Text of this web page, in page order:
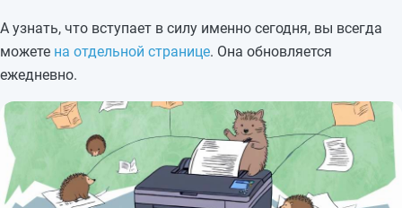
А узнать, что вступает в силу именно сегодня, вы всегда
можете на отдельной странице. Она обновляется
ежедневно.